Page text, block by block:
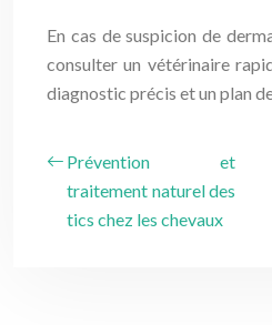
En cas de suspicion de
consulter un vétérinaire
diagnostic précis et un plan
Prévention et
traitement naturel des
tics chez les chevaux